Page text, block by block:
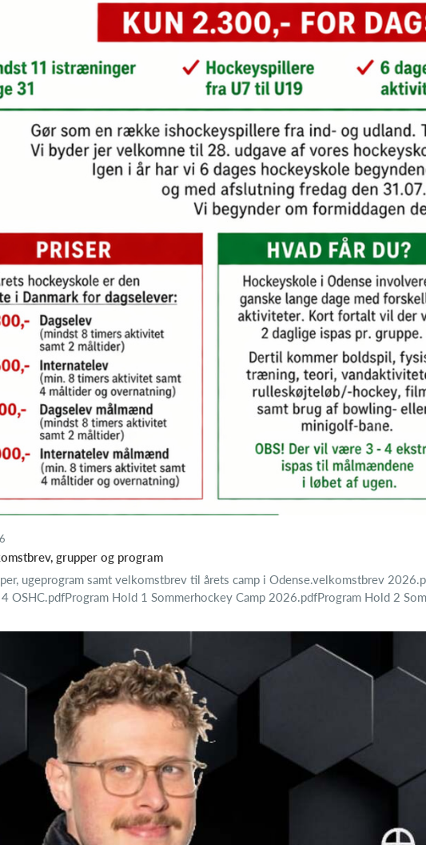
grupper og program
ugeprogram samt velkomstbrev til årets camp i Odense.velkomstbrev
OSHC.pdfProgram Hold 1 Sommerhockey Camp 2026.pdfProgram Hold 2